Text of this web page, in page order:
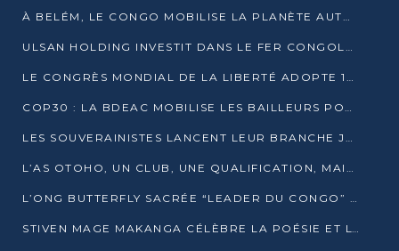
À BELÉM, LE CONGO MOBILISE LA PLANÈTE AUTOUR DU FONDS BLEU POUR LE BASSIN DU CONGO
ULSAN HOLDING INVESTIT DANS LE FER CONGOLAIS
LE CONGRÈS MONDIAL DE LA LIBERTÉ ADOPTE 14 RÉSOLUTIONS HISTORIQUES
COP30 : LA BDEAC MOBILISE LES BAILLEURS POUR LE FONDS BLEU DU BASSIN DU CONGO
LES SOUVERAINISTES LANCENT LEUR BRANCHE JEUNE À BRAZZAVILLE
L’AS OTOHO, UN CLUB, UNE QUALIFICATION, MAIS ENCORE DES DOUTES
L’ONG BUTTERFLY SACRÉE “LEADER DU CONGO” AU PRIX D’EXCELLENCE 2025
STIVEN MAGE MAKANGA CÉLÈBRE LA POÉSIE ET L’HUMAIN AVEC SON RECUEIL “HECTARE”